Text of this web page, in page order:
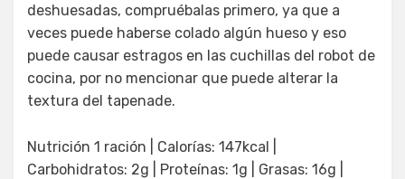
deshuesadas, compruébalas primero, ya que a
veces puede haberse colado algún hueso y eso
puede causar estragos en las cuchillas del robot de
cocina, por no mencionar que puede alterar la
textura del tapenade.
Nutrición 1 ración | Calorías: 147kcal |
Carbohidratos: 2g | Proteínas: 1g | Grasas: 16g |